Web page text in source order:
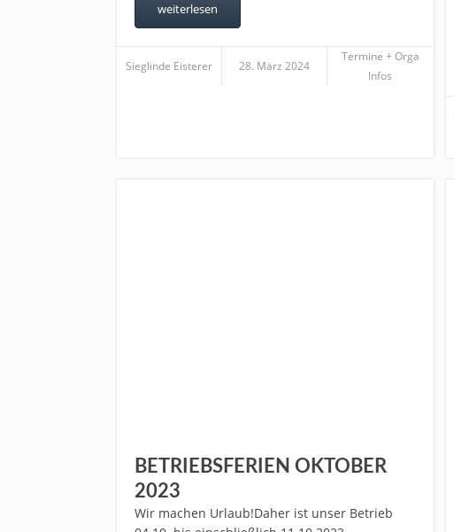
weiterlesen
Sieglinde Eisterer 28. März 2024
Termine + Orga
Infos
BETRIEBSFERIEN OKTOBER
2023
Wir machen Urlaub!Daher ist unser Betrieb